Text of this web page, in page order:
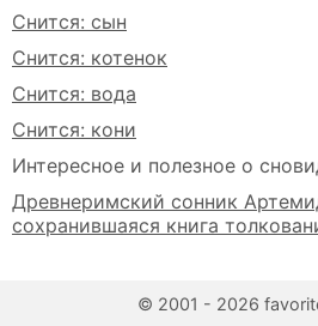
Снится: сын
Снится: котенок
Снится: вода
Снится: кони
Интересное и полезное о
Древнеримский сонник
сохранившаяся книга
© 2001 - 2026